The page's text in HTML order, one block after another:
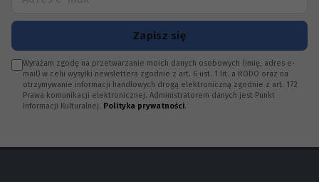
Zapisz się
Wyrażam zgodę na przetwarzanie moich danych osobowych (imię, adres e-
mail) w celu wysyłki newslettera zgodnie z art. 6 ust. 1 lit. a RODO oraz na
otrzymywanie informacji handlowych drogą elektroniczną zgodnie z art. 172
Prawa komunikacji elektronicznej. Administratorem danych jest Punkt
Informacji Kulturalnej. Polityka prywatności.